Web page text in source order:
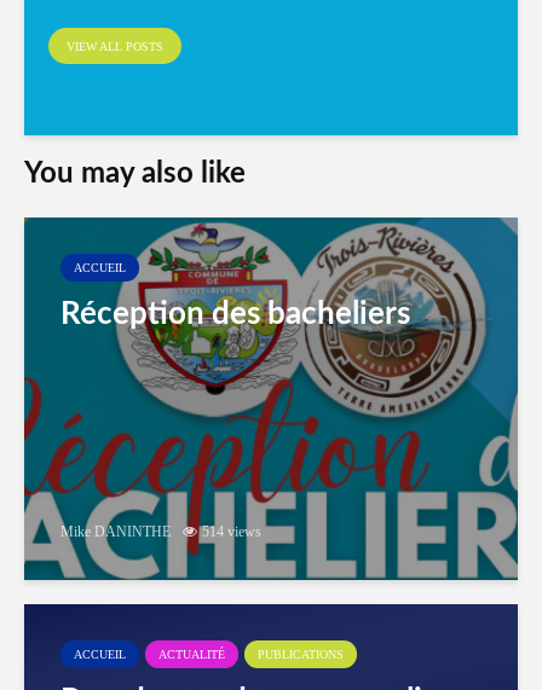
VIEW ALL POSTS
You may also like
ACCUEIL
Réception des bacheliers
Mike DANINTHE 514 views
ACCUEIL ACTUALITÉ PUBLICATIONS